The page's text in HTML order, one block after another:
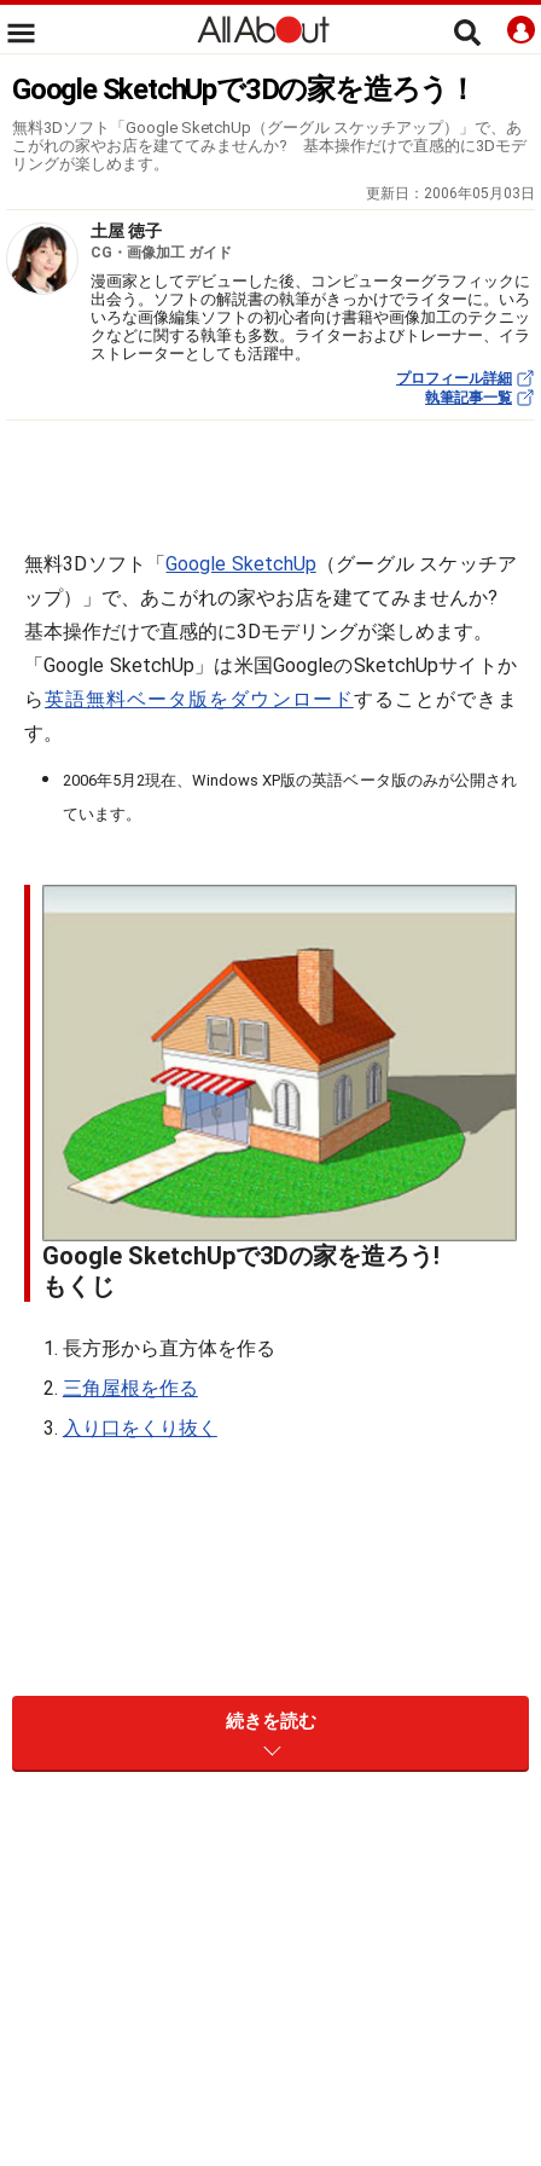
Google SketchUpで3Dの家を造ろう！
無料3Dソフト「Google SketchUp（グーグル スケッチアップ）」で、あ
こがれの家やお店を建ててみませんか? 基本操作だけで直感的に3Dモデ
リングが楽しめます。
更新日： 2006年05月03日
土屋 徳子
CG・画像加工 ガイド
漫画家としてデビューした後、コンピューターグラフィックに
出会う。ソフトの解説書の執筆がきっかけでライターに。いろ
いろな画像編集ソフトの初心者向け書籍や画像加工のテクニッ
クなどに関する執筆も多数。ライターおよびトレーナー、イラ
ストレーターとしても活躍中。
プロフィール詳細
執筆記事一覧
無料3Dソフト「Google SketchUp（グーグル スケッチア
ップ）」で、あこがれの家やお店を建ててみませんか?
基本操作だけで直感的に3Dモデリングが楽しめます。
「Google SketchUp 」は米国GoogleのSketchUpサイトか
ら英語無料ベータ版をダウンロードすることができま
す。
2006年5月2現在、Windows XP版の英語ベータ版のみが公開され
ています。
Google SketchUpで3Dの家を造ろう!
もくじ
長方形から直方体を作る
三角屋根を作る
入り口をくり抜く
続きを読む